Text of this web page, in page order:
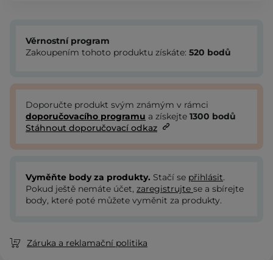
Věrnostní program
Zakoupením tohoto produktu získáte: 520 bodů
Doporučte produkt svým známým v rámci
doporučovacího programu a získejte 1300 bodů
Stáhnout doporučovací odkaz
Vyměňte body za produkty. Stačí se přihlásit.
Pokud ještě nemáte účet, zaregistrujte se a sbírejte
body, které poté můžete vyměnit za produkty.
Záruka a reklamační politika